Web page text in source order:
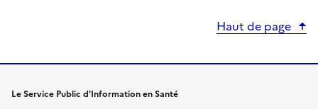
Haut de page
Le Service Public d'Information en Santé